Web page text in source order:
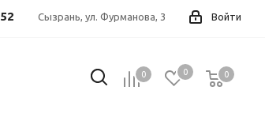
Войти
Сызрань, ул. Фурманова, 3
0 0 0
0